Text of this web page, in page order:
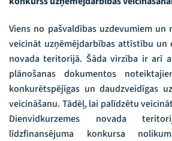
Viens no pašvaldības uzdevumiem
veicināt uzņēmējdarbības attīstību un
novada teritorijā. Šāda virzība ir arī
plānošanas dokumentos
konkurētspējīgas un daudzveidīgas
veicināšanu. Tādēļ, lai palīdzētu
Dienvidkurzemes novada
līdzfinansējuma konkursa